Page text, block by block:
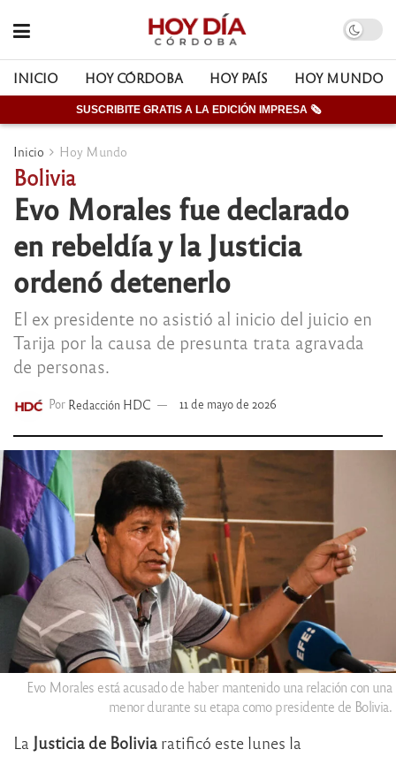
INICIO HOY CÓRDOBA HOY PAÍS HOY MUNDO
SUSCRIBITE GRATIS A LA EDICIÓN IMPRESA 🗞
Inicio Hoy Mundo
Bolivia
Evo Morales fue declarado
en rebeldía y la Justicia
ordenó detenerlo
El ex presidente no asistió al inicio del juicio en
Tarija por la causa de presunta trata agravada
de personas.
Por Redacción HDC 11 de mayo de 2026
Evo Morales está acusado de haber mantenido una relación con una
menor durante su etapa como presidente de Bolivia.
La Justicia de Bolivia ratificó este lunes la